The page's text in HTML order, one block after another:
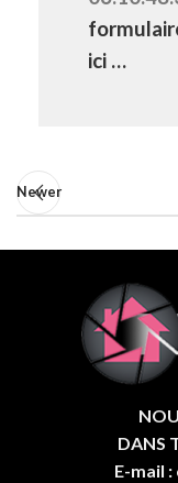
ici …
Newer
DANS
E-mail